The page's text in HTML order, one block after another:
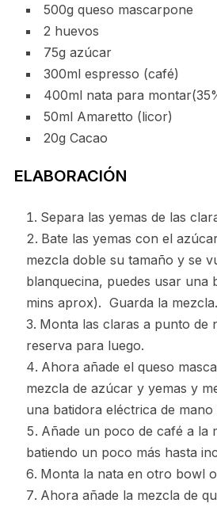
500g queso mascarpone
2 huevos
75g azúcar
300ml espresso (café)
400ml nata para
50ml Amaretto (licor)
20g Cacao
ELABORACIÓN
Separa las yemas de las
Bate las yemas con el
mezcla doble su tamaño y se
blanquecina, puedes usar una
mins aprox). Guarda la mezcla.
Monta las claras a punto de
reserva para luego.
Ahora añade el queso
mezcla de azúcar y yemas y
una batidora eléctrica de
Añade un poco de café a la
batiendo un poco más hasta
Monta la nata en otro bowl
Ahora añade la mezcla de